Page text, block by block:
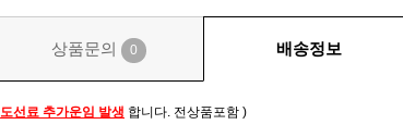
상품문의 0 배송정보
도선료 추가운임 발생 합니다. 전상품포함 )